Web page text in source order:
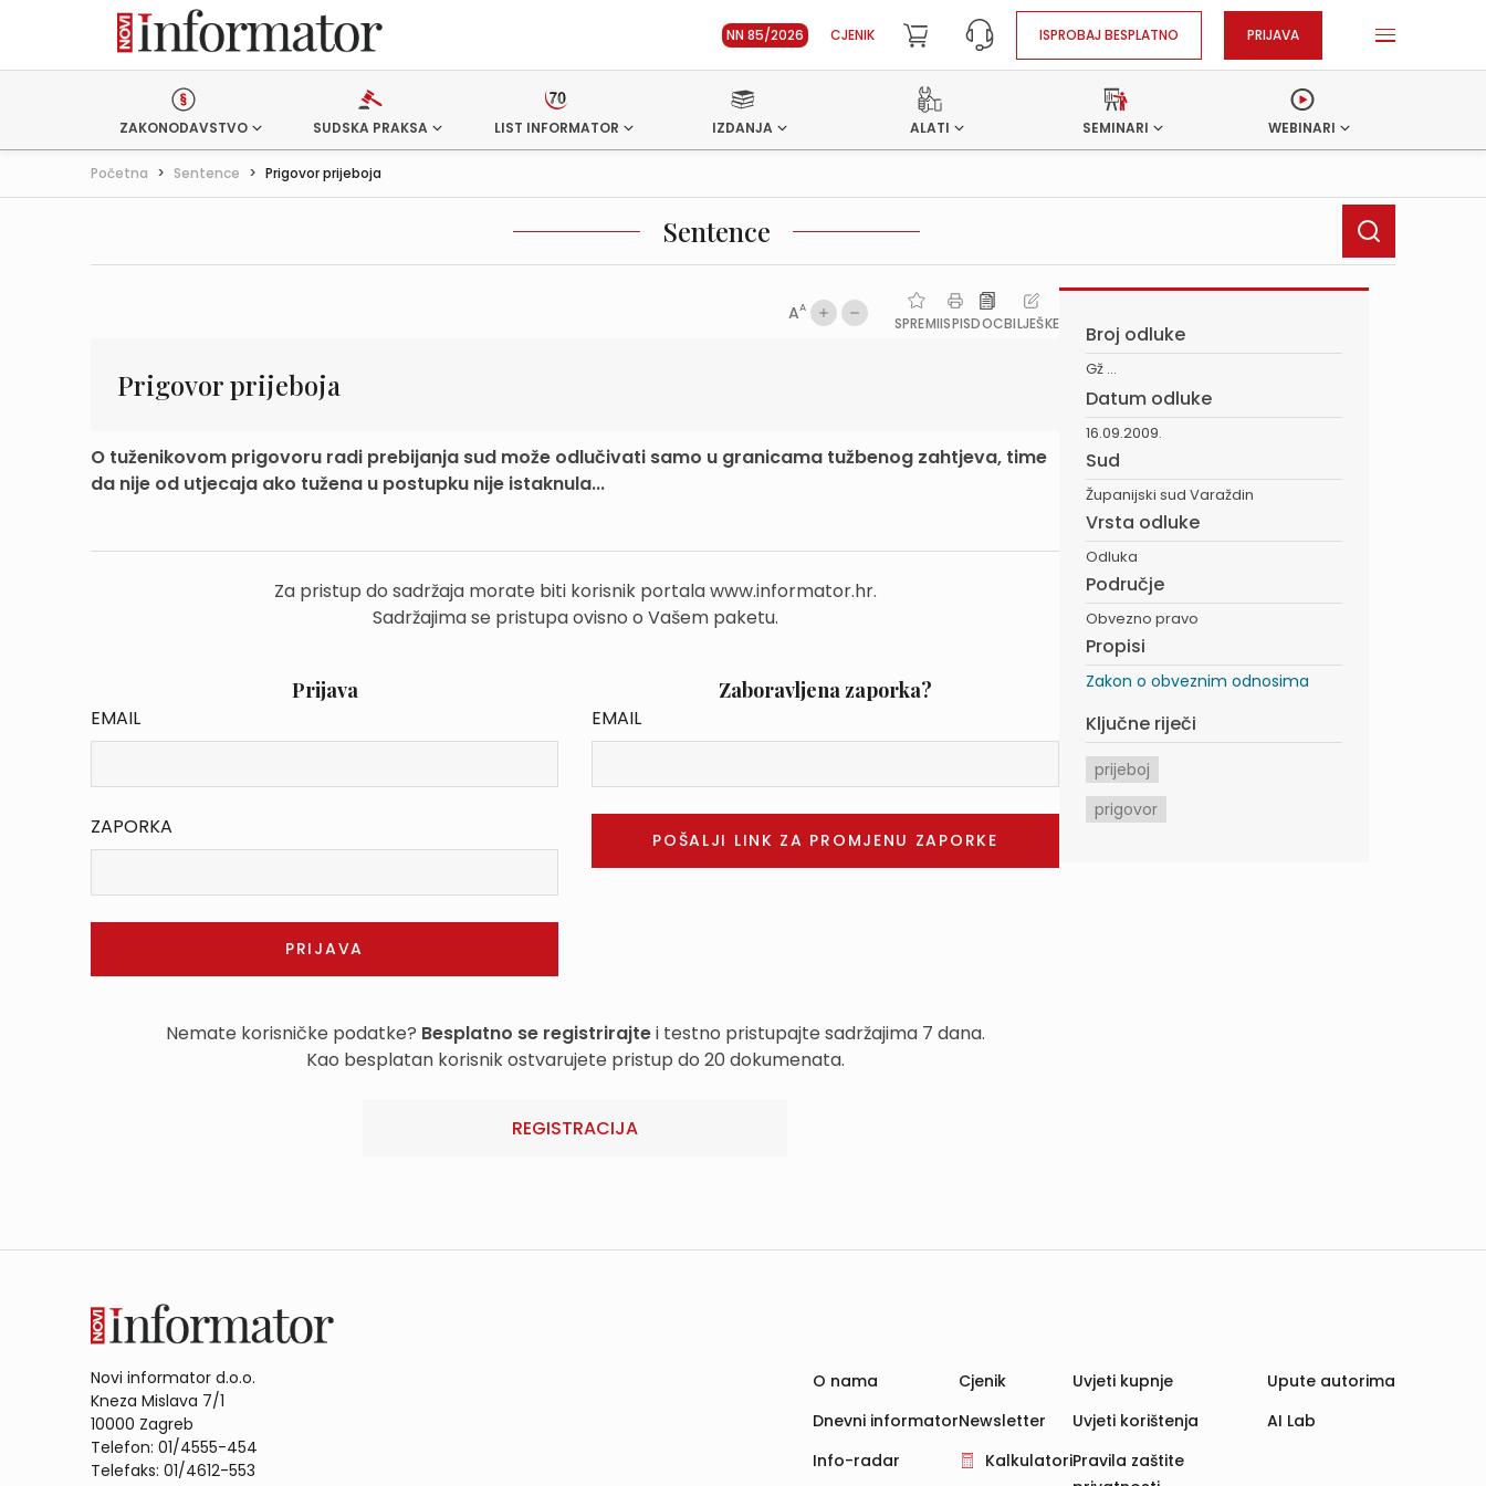
NN 85/2026 CJENIK ISPROBAJ BESPLATNO PRIJAVA
ZAKONODAVSTVO SUDSKA PRAKSA LIST INFORMATOR IZDANJA ALATI SEMINARI WEBINARI
Početna > Sentence > Prigovor prijeboja
Sentence
AA
SPREMIISPISDOCBILJEŠKE
Prigovor prijeboja
O tuženikovom prigovoru radi prebijanja sud može odlučivati samo u granicama tužbenog zahtjeva, time
da nije od utjecaja ako tužena u postupku nije istaknula...
Za pristup do sadržaja morate biti korisnik portala www.informator.hr.
Sadržajima se pristupa ovisno o Vašem paketu.
Prijava
EMAIL
ZAPORKA
Zaboravljena zaporka?
EMAIL
Nemate korisničke podatke? Besplatno se registrirajtei testno pristupajte sadržajima 7 dana.
Kao besplatan korisnik ostvarujete pristup do 20 dokumenata.
REGISTRACIJA
Broj odluke
Gž ...
Datum odluke
16.09.2009.
Sud
Županijski sud Varaždin
Vrsta odluke
Odluka
Područje
Obvezno pravo
Propisi
Zakon o obveznim odnosima
Ključne riječi
prijeboj
prigovor
Novi informator d.o.o.
Kneza Mislava 7/1
10000 Zagreb
Telefon: 01/4555-454
Telefaks: 01/4612-553
O nama
Dnevni informator
Info-radar
Cjenik
Newsletter
Kalkulatori
Uvjeti kupnje
Uvjeti korištenja
Pravila zaštite
Upute autorima
AI Lab